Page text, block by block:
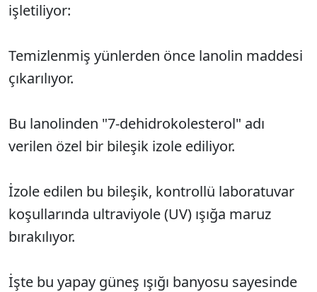
işletiliyor:
Temizlenmiş yünlerden önce lanolin maddesi
çıkarılıyor.
Bu lanolinden "7-dehidrokolesterol" adı
verilen özel bir bileşik izole ediliyor.
İzole edilen bu bileşik, kontrollü laboratuvar
koşullarında ultraviyole (UV) ışığa maruz
bırakılıyor.
İşte bu yapay güneş ışığı banyosu sayesinde